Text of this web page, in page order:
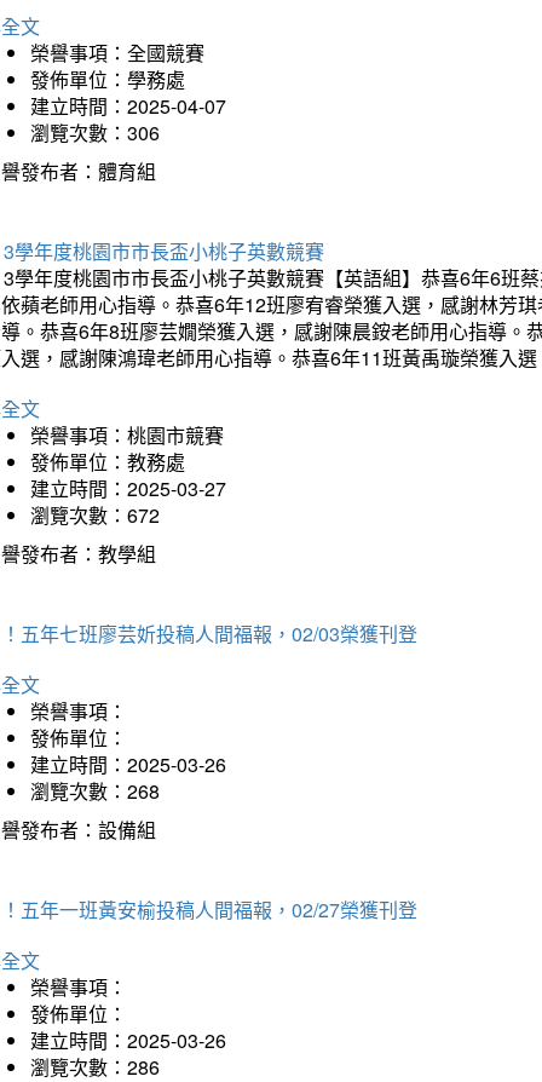
文
榮譽事項：全國競賽
發佈單位：學務處
建立時間：2025-04-07
瀏覽次數：306
發布者：體育組
學年度桃園市市長盃小桃子英數競賽
學年度桃園市市長盃小桃子英數競賽【英語組】恭喜6年6班
蘋老師用心指導。恭喜6年12班廖宥睿榮獲入選，感謝林芳
。恭喜6年8班廖芸嫺榮獲入選，感謝陳晨銨老師用心指導
選，感謝陳鴻瑋老師用心指導。恭喜6年11班黃禹璇榮獲入
文
榮譽事項：桃園市競賽
發佈單位：教務處
建立時間：2025-03-27
瀏覽次數：672
發布者：教學組
五年七班廖芸妡投稿人間福報，02/03榮獲刊登
文
榮譽事項：
發佈單位：
建立時間：2025-03-26
瀏覽次數：268
發布者：設備組
五年一班黃安榆投稿人間福報，02/27榮獲刊登
文
榮譽事項：
發佈單位：
建立時間：2025-03-26
瀏覽次數：286